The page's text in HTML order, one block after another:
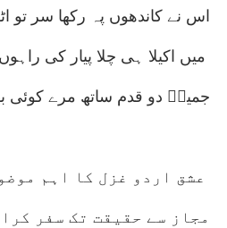
اس نے کاندھوں پہ رکھا سر تو
میں اکیلا ہی چلا پیار کی
جمیلؔ دو قدم ساتھ مرے کوئی
عشق اردو غزل کا اہم
مجاز سے حقیقت تک سفر